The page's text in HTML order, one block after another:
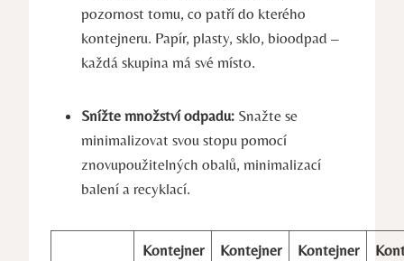
pozornost tomu, co patří do kterého
kontejneru. Papír, plasty, sklo, bioodpad –
každá skupina má své místo.
Snížte⁢ množství odpadu: Snažte se
minimalizovat svou stopu pomocí
znovupoužitelných obalů, minimalizací⁣
balení a recyklací.
Kontejner
Kontejner
Kontejner